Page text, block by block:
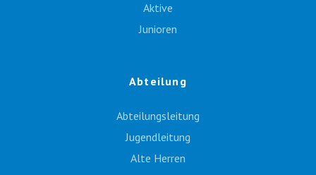
Aktive
Junioren
Abteilung
Abteilungsleitung
Jugendleitung
Alte Herren